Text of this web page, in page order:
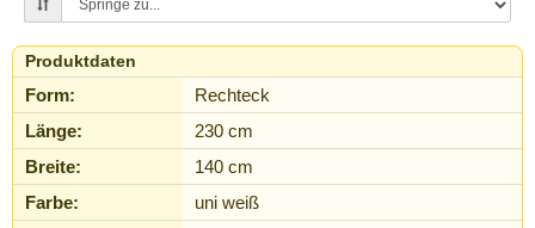
Produktdaten
Form:
Rechteck
Länge:
230 cm
Breite:
140 cm
Farbe:
uni weiß